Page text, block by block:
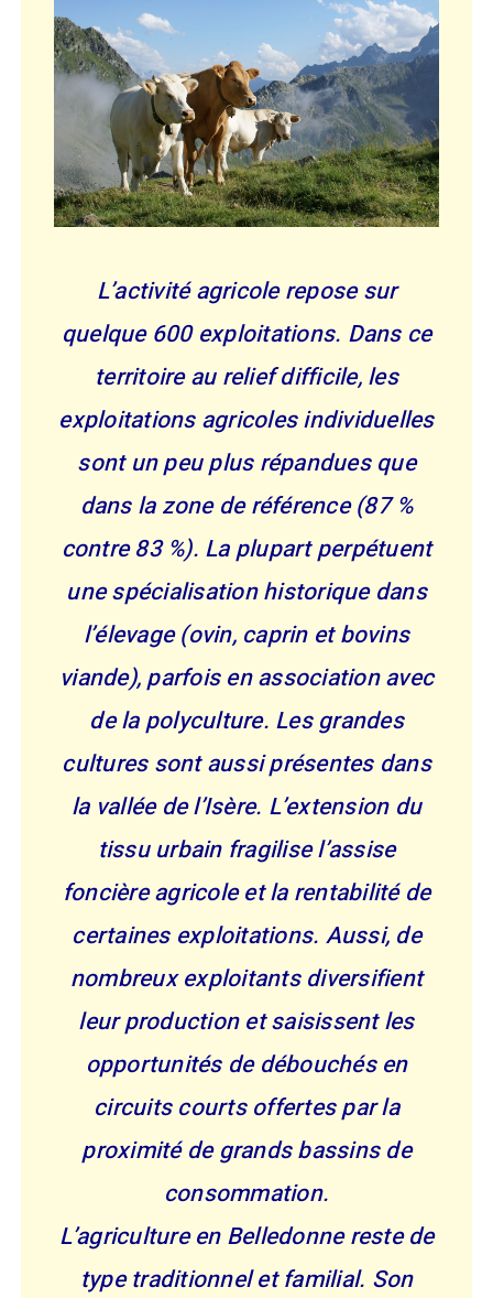
L’activité agricole repose sur
quelque 600 exploitations. Dans ce
territoire au relief difficile, les
exploitations agricoles individuelles
sont un peu plus répandues que
dans la zone de référence (87 %
contre 83 %). La plupart perpétuent
une spécialisation historique dans
l’élevage (ovin, caprin et bovins
viande), parfois en association avec
de la polyculture. Les grandes
cultures sont aussi présentes dans
la vallée de l’Isère. L’extension du
tissu urbain fragilise l’assise
foncière agricole et la rentabilité de
certaines exploitations. Aussi, de
nombreux exploitants diversifient
leur production et saisissent les
opportunités de débouchés en
circuits courts offertes par la
proximité de grands bassins de
consommation.
L’agriculture en Belledonne reste de
type traditionnel et familial. Son